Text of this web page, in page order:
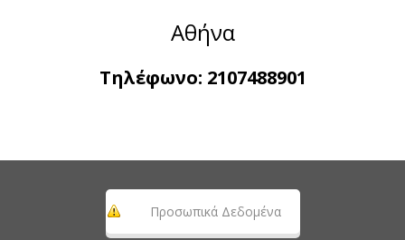
Αθήνα
Τηλέφωνο: 2107488901
Προσωπικά Δεδομένα